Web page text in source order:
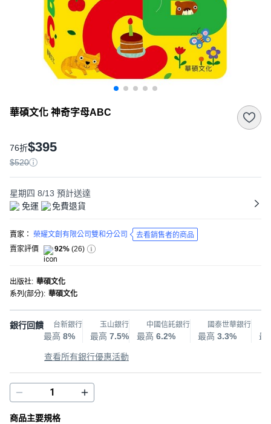
華碩文化 神奇字母ABC
76折$395
$520
星期四 8/13 預計送達
免運
免費退貨
賣家： 榮耀文創有限公司雙和分公司
去看銷售者的商品
賣家評價
92% (26)
出版社: 華碩文化
系列(部分): 華碩文化
銀行回饋 台新銀行
最高 8%
玉山銀行
最高 7.5%
中國信託銀行
最高 6.2%
國泰世華銀行
最高 3.3% 最
查看所有銀行優惠活動
商品主要規格